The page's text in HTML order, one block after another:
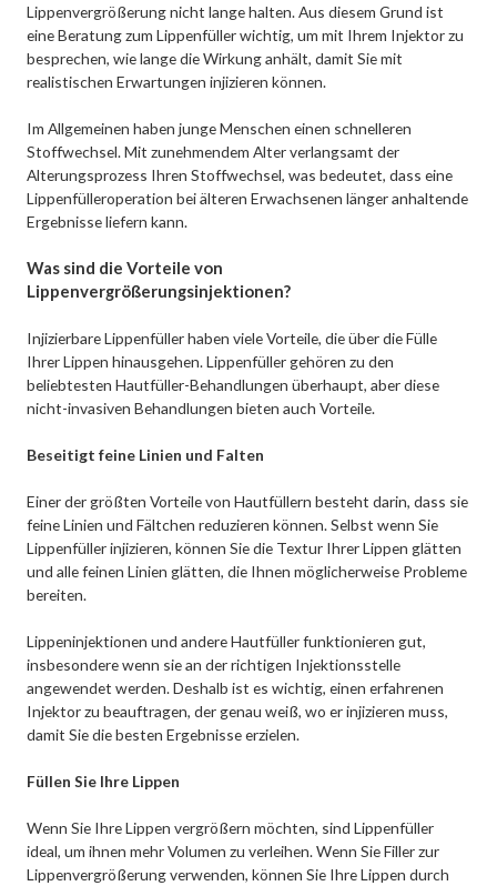
Lippenvergrößerung nicht lange halten. Aus diesem Grund ist
eine Beratung zum Lippenfüller wichtig, um mit Ihrem Injektor zu
besprechen, wie lange die Wirkung anhält, damit Sie mit
realistischen Erwartungen injizieren können.
Im Allgemeinen haben junge Menschen einen schnelleren
Stoffwechsel. Mit zunehmendem Alter verlangsamt der
Alterungsprozess Ihren Stoffwechsel, was bedeutet, dass eine
Lippenfülleroperation bei älteren Erwachsenen länger anhaltende
Ergebnisse liefern kann.
Was sind die Vorteile von
Lippenvergrößerungsinjektionen?
Injizierbare Lippenfüller haben viele Vorteile, die über die Fülle
Ihrer Lippen hinausgehen. Lippenfüller gehören zu den
beliebtesten Hautfüller-Behandlungen überhaupt, aber diese
nicht-invasiven Behandlungen bieten auch Vorteile.
Beseitigt feine Linien und Falten
Einer der größten Vorteile von Hautfüllern besteht darin, dass sie
feine Linien und Fältchen reduzieren können. Selbst wenn Sie
Lippenfüller injizieren, können Sie die Textur Ihrer Lippen glätten
und alle feinen Linien glätten, die Ihnen möglicherweise Probleme
bereiten.
Lippeninjektionen und andere Hautfüller funktionieren gut,
insbesondere wenn sie an der richtigen Injektionsstelle
angewendet werden. Deshalb ist es wichtig, einen erfahrenen
Injektor zu beauftragen, der genau weiß, wo er injizieren muss,
damit Sie die besten Ergebnisse erzielen.
Füllen Sie Ihre Lippen
Wenn Sie Ihre Lippen vergrößern möchten, sind Lippenfüller
ideal, um ihnen mehr Volumen zu verleihen. Wenn Sie Filler zur
Lippenvergrößerung verwenden, können Sie Ihre Lippen durch